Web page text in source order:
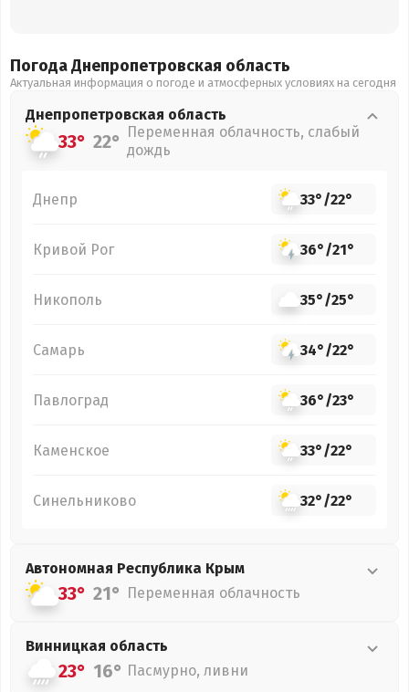
Погода Днепропетровская область
Актуальная информация о погоде и атмосферных условиях на сегодня
Днепропетровская область
33° 22° Переменная облачность, слабый
дождь
Днепр 33°/22°
Кривой Рог 36°/21°
Никополь 35°/25°
Самарь 34°/22°
Павлоград 36°/23°
Каменское 33°/22°
Синельниково 32°/22°
Автономная Республика Крым
33° 21° Переменная облачность
Винницкая область
23° 16° Пасмурно, ливни